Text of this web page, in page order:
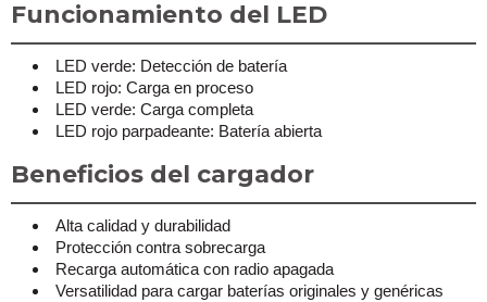
Funcionamiento del LED
LED verde: Detección de batería
LED rojo: Carga en proceso
LED verde: Carga completa
LED rojo parpadeante: Batería abierta
Beneficios del cargador
Alta calidad y durabilidad
Protección contra sobrecarga
Recarga automática con radio apagada
Versatilidad para cargar baterías originales y genéricas